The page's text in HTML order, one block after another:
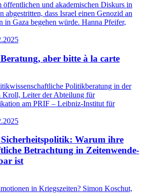
und akademischen Diskurs in
abgestritten, dass Israel einen Genozid an
in Gaza begehen würde. Hanna Pfeifer,
aber bitte à la carte
Politikberatung in der
Kroll, Leiter der Abteilung für
am PRIF – Leibniz-Institut für
Warum ihre
Betrachtung in Zeitenwende-
ist
in Kriegszeiten? Simon Koschut,